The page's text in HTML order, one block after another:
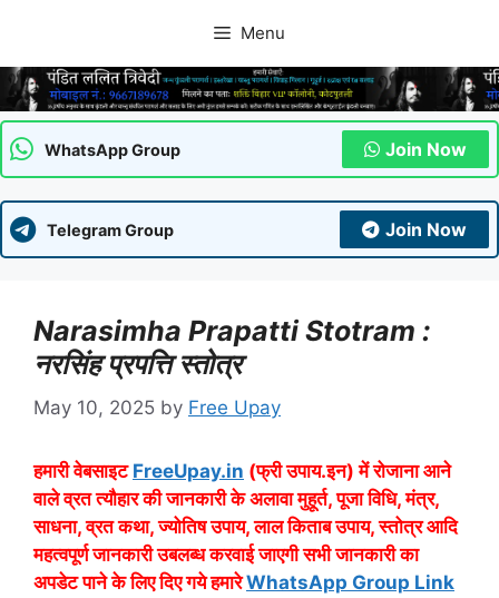
content
Menu
WhatsApp Group Join Now
Telegram Group Join Now
Narasimha Prapatti Stotram :
नरसिंह प्रपत्ति स्तोत्र
May 10, 2025 by Free Upay
हमारी वेबसाइट FreeUpay.in (फ्री उपाय.इन) में रोजाना आने
वाले व्रत त्यौहार की जानकारी के अलावा मुहूर्त, पूजा विधि, मंत्र,
साधना, व्रत कथा, ज्योतिष उपाय, लाल किताब उपाय, स्तोत्र आदि
महत्वपूर्ण जानकारी उबलब्ध करवाई जाएगी सभी जानकारी का
अपडेट पाने के लिए दिए गये हमारेWhatsApp Group Link